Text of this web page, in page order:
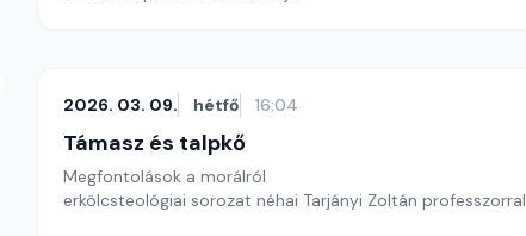
2026. 03. 09. hétfő 16:04
Támasz és talpkő
Megfontolások a morálról
erkölcsteológiai sorozat néhai Tarjányi Zoltán professzorral